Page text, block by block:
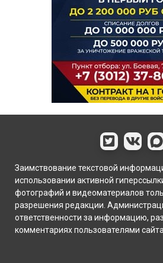
Заимствование текстовой
использовании активной
фотографий и видеоматериалов
разрешения редакции.
ответственности за информацию,
комментариях пользователями